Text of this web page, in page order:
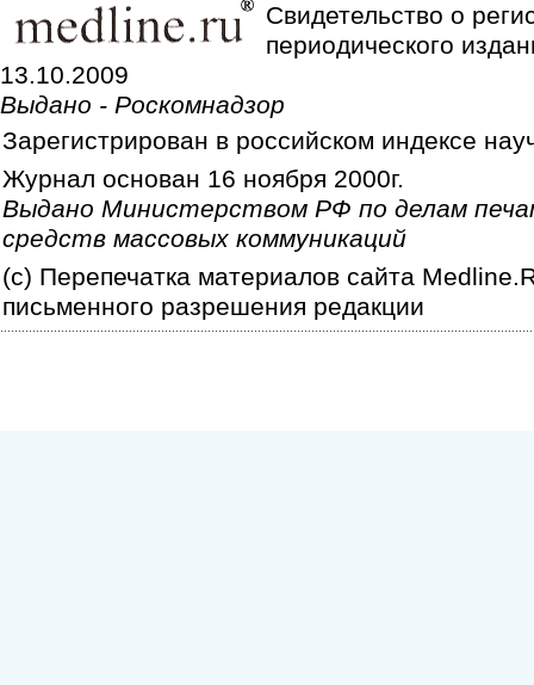
Свидетельство о
периодического
13.10.2009
Выдано - Роскомнадзор
Зарегистрирован в российском индексе
Журнал основан 16 ноября 2000г.
Выдано Министерством РФ по делам
средств массовых коммуникаций
(c) Перепечатка материалов сайта
письменного разрешения редакции